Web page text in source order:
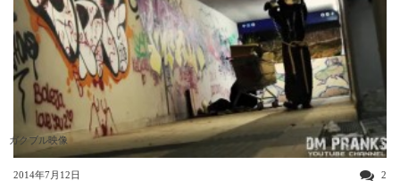
ガクブル映像
2014年7月12日 2